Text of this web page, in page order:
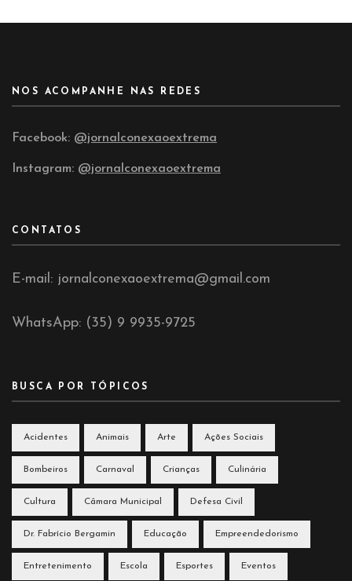
NOS ACOMPANHE NAS REDES
Facebook: @jornalconexaoextrema
Instagram: @jornalconexaoextrema
CONTATOS
E-mail: jornalconexaoextrema@gmail.com
WhatsApp: (35) 9 9935-9725
BUSCA POR TÓPICOS
Acidentes Animais Arte Ações Sociais
Bombeiros Carnaval Crianças Culinária
Cultura Câmara Municipal Defesa Civil
Dr. Fabrício Bergamin Educação Empreendedorismo
Entretenimento Escola Esportes Eventos